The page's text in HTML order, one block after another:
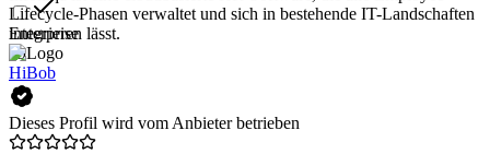
Enterprise
29
Lifecycle-Phasen verwaltet und sich in bestehende IT-Landschaften
integrieren lässt.
HiBob
Dieses Profil wird vom Anbieter betrieben